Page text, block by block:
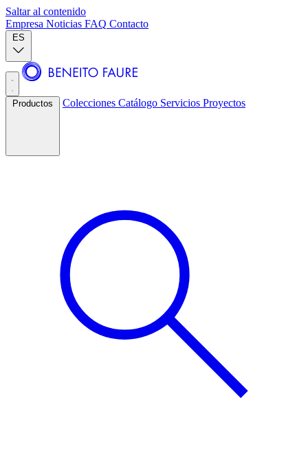
Saltar al contenido
Empresa Noticias FAQ Contacto
ES
Productos Colecciones Catálogo Servicios Proyectos